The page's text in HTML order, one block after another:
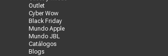
Outlet
Cyber Wow
Black Friday
Mundo Apple
Mundo JBL
Catálogos
Blogs